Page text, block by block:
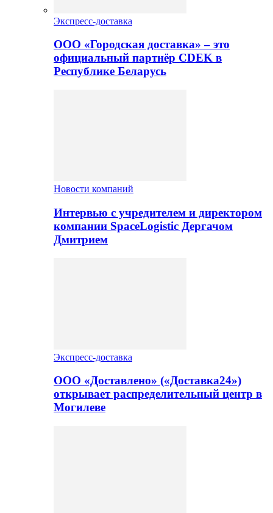
Экспресс-доставка
ООО «Городская доставка» – это
официальный партнёр CDEK в
Республике Беларусь
Новости компаний
Интервью с учредителем и директором
компании SpaceLogistic Дергачом
Дмитрием
Экспресс-доставка
ООО «Доставлено» («Доставка24»)
открывает распределительный центр в
Могилеве